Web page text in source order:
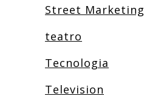
Street Marketing
teatro
Tecnologia
Television